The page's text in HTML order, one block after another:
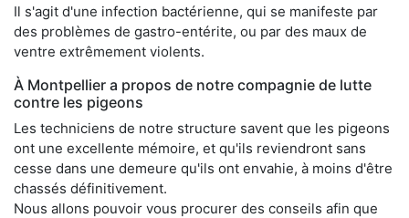
Il s'agit d'une infection bactérienne, qui se manifeste par
des problèmes de gastro-entérite, ou par des maux de
ventre extrêmement violents.
À Montpellier a propos de notre compagnie de lutte
contre les pigeons
Les techniciens de notre structure savent que les pigeons
ont une excellente mémoire, et qu'ils reviendront sans
cesse dans une demeure qu'ils ont envahie, à moins d'être
chassés définitivement.
Nous allons pouvoir vous procurer des conseils afin que